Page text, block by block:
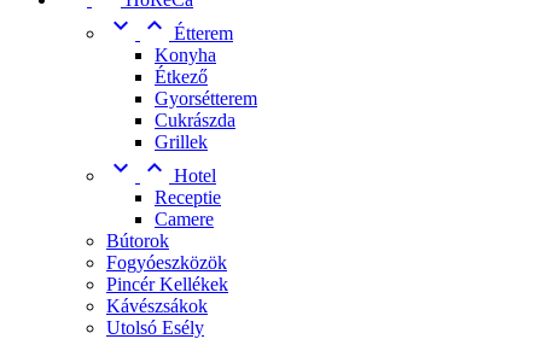
  Étterem
Konyha
Étkező
Gyorsétterem
Cukrászda
Grillek
  Hotel
Receptie
Camere
Bútorok
Fogyóeszközök
Pincér Kellékek
Kávészsákok
Utolsó Esély